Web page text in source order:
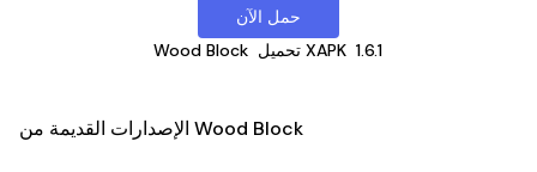
حمل الآن
Wood Block
تحميل XAPK 1.6.1
الإصدارات القديمة من Wood Block